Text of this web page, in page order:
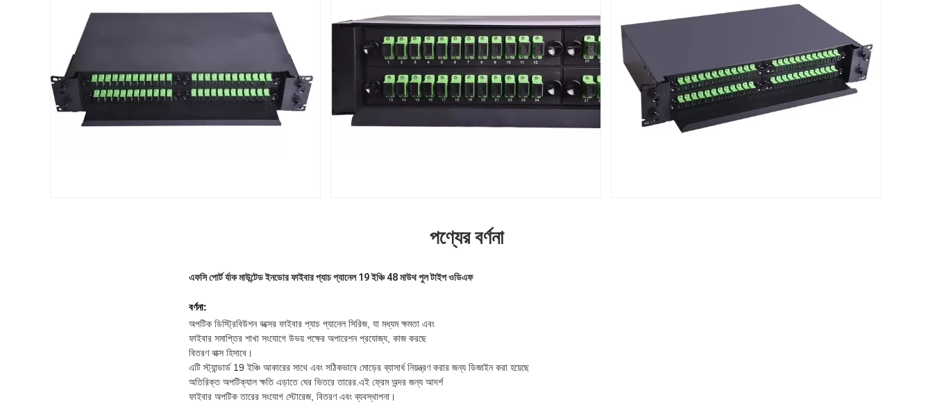
পণ্যের বর্ণনা
এফসি পোর্ট র্যাক মাউন্টেড ইনডোর ফাইবার প্যাচ প্যানেল 19 ইঞ্চি 48 মাউথ পুল টাইপ ওডিএফ
বর্ণনা:
অপটিক ডিস্ট্রিবিউশন বক্সের ফাইবার প্যাচ প্যানেল সিরিজ, যা মধ্যম ক্ষমতা এবং
ফাইবার সমাপ্তির শাখা সংযোগে উভয় পক্ষের অপারেশন প্রযোজ্য, কাজ করছে
বিতরণ বাক্স হিসাবে।
এটি স্ট্যান্ডার্ড 19 ইঞ্চি আকারের সাথে এবং সঠিকভাবে মোড়ের ব্যাসার্ধ নিয়ন্ত্রণ করার জন্য ডিজাইন করা হয়েছে
অতিরিক্ত অপটিক্যাল ক্ষতি এড়াতে ঘের ভিতরে তারের.এই ফ্রেম অন্দর জন্য আদর্শ
ফাইবার অপটিক তারের সংযোগ স্টোরেজ, বিতরণ এবং ব্যবস্থাপনা।